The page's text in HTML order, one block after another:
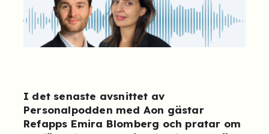
I det senaste avsnittet av
Personalpodden med Aon gästar
Refapps Emira Blomberg och pratar om